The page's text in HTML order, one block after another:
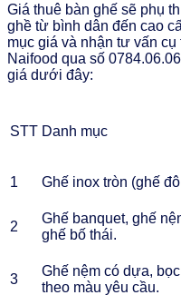
Giá thuê bàn ghế sẽ phụ
ghề từ bình dân đến cao
mục giá và nhận tư vấn
Naifood qua số
giá dưới đây:
STT Danh mục
1 Ghế inox tròn (ghế
2
Ghế banquet, ghế
ghế bố thái.
3
Ghế nệm có dựa,
theo màu yêu cầu.